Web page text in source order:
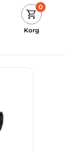
0
Korg